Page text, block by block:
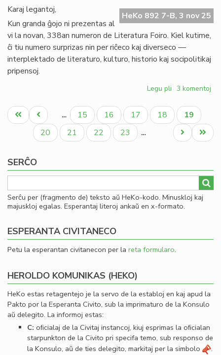
de
HeKo 892 7-B, 3 nov 25
Karaj legantoj,
Kun granda ĝojo ni prezentas al
vi la novan, 338an numeron de Literatura Foiro. Kiel kutime,
ĉi tiu numero surprizas nin per riĉeco kaj diverseco —
interplektado de literaturo, kulturo, historio kaj socipolitikaj
pripensoj.
Legu pli pri
Foiro
338
nun
presata
3 komentoj
Pagination
Unua
paĝo
Antaŭa
paĝo
… Paĝo
15 Paĝo
16 Paĝo
17 Paĝo
18
Aktuala
paĝo
19
Paĝo
20 Paĝo
21 Paĝo
22 Paĝo
23 …
Last
page
Next
page
SERĈO
Serĉu per (fragmento de) teksto aŭ HeKo-kodo. Minuskloj kaj
majuskloj egalas. Esperantaj literoj ankaŭ en x-formato.
ESPERANTA CIVITANECO
Petu la esperantan civitanecon per la reta formularo.
HEROLDO KOMUNIKAS (HEKO)
HeKo estas retagentejo je la servo de la establoj en kaj apud la
Pakto por la Esperanta Civito, sub la imprimaturo de la Konsulo
aŭ delegito. La informoj estas:
C: oﬁcialaj de la Civitaj instancoj, kiuj esprimas la oﬁcialan
starpunkton de la Civito pri specifa temo, sub responso de
la Konsulo, aŭ de ties delegito, markitaj per la simbolo
.